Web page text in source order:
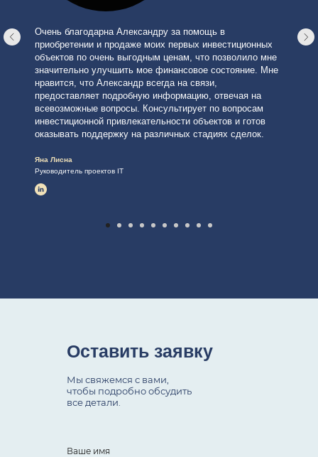
Очень благодарна Александру за помощь в
приобретении и продаже моих первых инвестиционных
объектов по очень выгодным ценам, что позволило мне
значительно улучшить мое финансовое состояние. Мне
нравится, что Александр всегда на связи,
предоставляет подробную информацию, отвечая на
всевозможные вопросы. Консультирует по вопросам
инвестиционной привлекательности объектов и готов
оказывать поддержку на различных стадиях сделок.
Яна Лисна
Руководитель проектов IT
Ваше имя
Оставить заявку
Мы свяжемся с вами,
чтобы подробно обсудить
все детали.